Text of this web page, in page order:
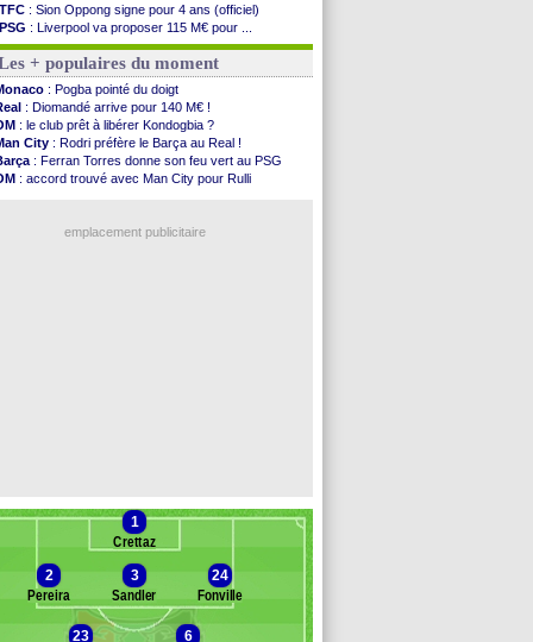
TFC : Sion Oppong signe pour 4 ans (officiel)
PSG : Liverpool va proposer 115 M€ pour ...
Norvège: la démission d'Infantino réclamée
PSG : Mbaye, deux pistes se détachent
Monaco: Filipe Luis veut remplacer Akliouche
Grenade: Luca Zidane va changer de club
Juve : Zhegrova très clair sur son futur
OM : Aguerd, le plan B de Naples
Arsenal : Guimarães a signé son contrat
Nantes : direction Chypre pour Duverne
Monaco: le remplaçant d'Akliouche en ...
: l'option Monaco pour Lukaku !
+ populaires du moment
: Pogba pointé du doigt
: Diomandé arrive pour 140 M€ !
: le club prêt à libérer Kondogbia ?
City : Rodri préfère le Barça au Real !
: Ferran Torres donne son feu vert au PSG
: accord trouvé avec Man City pour Rulli
emplacement publicitaire
1
Crettaz
2
Pereira
3
Sandler
24
Fonville
23
6